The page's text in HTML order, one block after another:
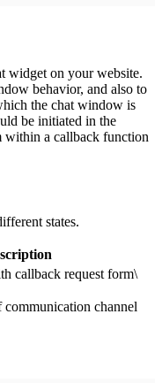
widget on your website.
behavior, and also to
the chat window is
be initiated in the
within a callback function
states.
callback request form\
channel